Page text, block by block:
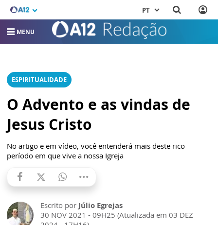
PT
MENU
ESPIRITUALIDADE
O Advento e as vindas de
Jesus Cristo
No artigo e em vídeo, você entenderá mais deste rico
período em que vive a nossa Igreja
Escrito por Júlio Egrejas
30 NOV 2021 - 09H25 (Atualizada em 03 DEZ